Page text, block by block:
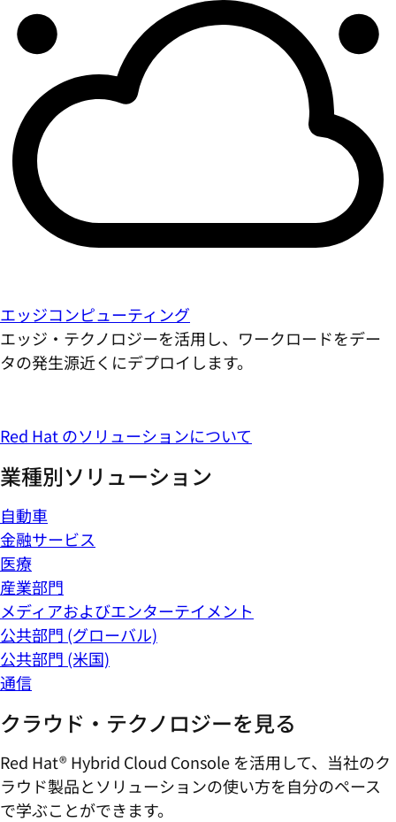
エッジコンピューティング
エッジ・テクノロジーを活用し、ワークロードをデー
タの発生源近くにデプロイします。
Red Hat のソリューションについて
業種別ソリューション
自動車
金融サービス
医療
産業部門
メディアおよびエンターテイメント
公共部門 (グローバル)
公共部門 (米国)
通信
クラウド・テクノロジーを見る
Red Hat® Hybrid Cloud Console を活用して、当社のク
ラウド製品とソリューションの使い方を自分のペース
で学ぶことができます。